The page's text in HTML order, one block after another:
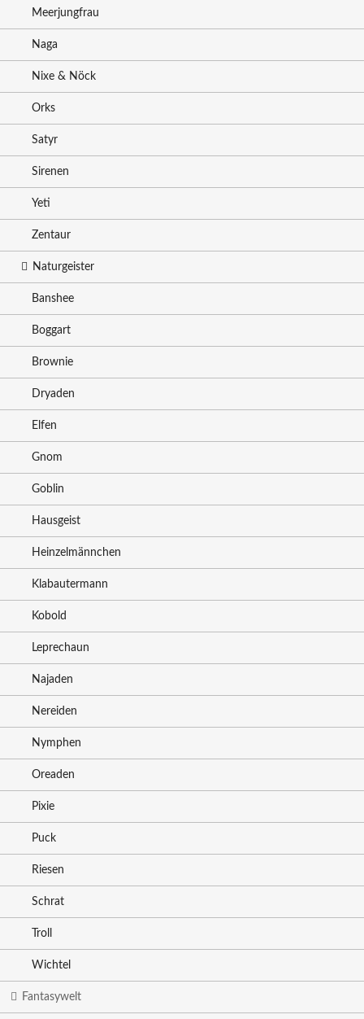
Meerjungfrau
Naga
Nixe & Nöck
Orks
Satyr
Sirenen
Yeti
Zentaur
Naturgeister
Banshee
Boggart
Brownie
Dryaden
Elfen
Gnom
Goblin
Hausgeist
Heinzelmännchen
Klabautermann
Kobold
Leprechaun
Najaden
Nereiden
Nymphen
Oreaden
Pixie
Puck
Riesen
Schrat
Troll
Wichtel
Fantasywelt